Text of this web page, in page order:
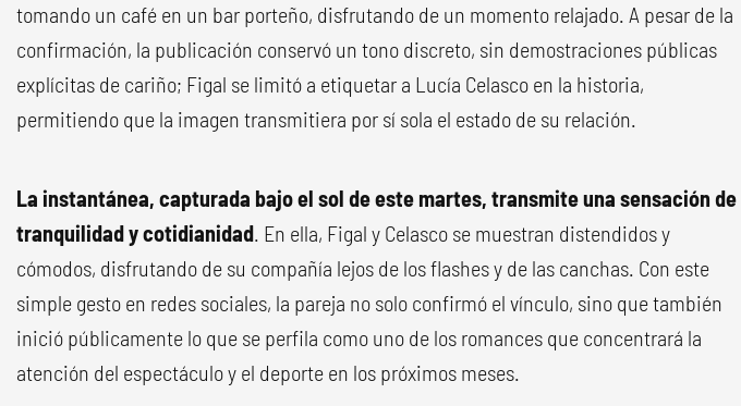
tomando un café en un bar porteño, disfrutando de un momento relajado. A pesar de la
confirmación, la publicación conservó un tono discreto, sin demostraciones públicas
explícitas de cariño; Figal se limitó a etiquetar a Lucía Celasco en la historia,
permitiendo que la imagen transmitiera por sí sola el estado de su relación.
La instantánea, capturada bajo el sol de este martes, transmite una sensación de
tranquilidad y cotidianidad. En ella, Figal y Celasco se muestran distendidos y
cómodos, disfrutando de su compañía lejos de los flashes y de las canchas. Con este
simple gesto en redes sociales, la pareja no solo confirmó el vínculo, sino que también
inició públicamente lo que se perfila como uno de los romances que concentrará la
atención del espectáculo y el deporte en los próximos meses.